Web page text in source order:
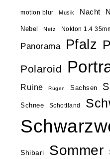
motion blur Musik Nacht
Nebel Netz Nokton 1.4
Panorama Pfalz
Polaroid
Ruine Rügen Sachsen
Schnee Schottland
Shibari Sommer